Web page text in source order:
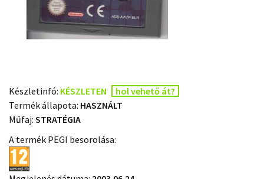
Készletinfó: KÉSZLETEN
hol vehető át?
Termék állapota: HASZNÁLT
Műfaj: STRATÉGIA
A termék PEGI besorolása: